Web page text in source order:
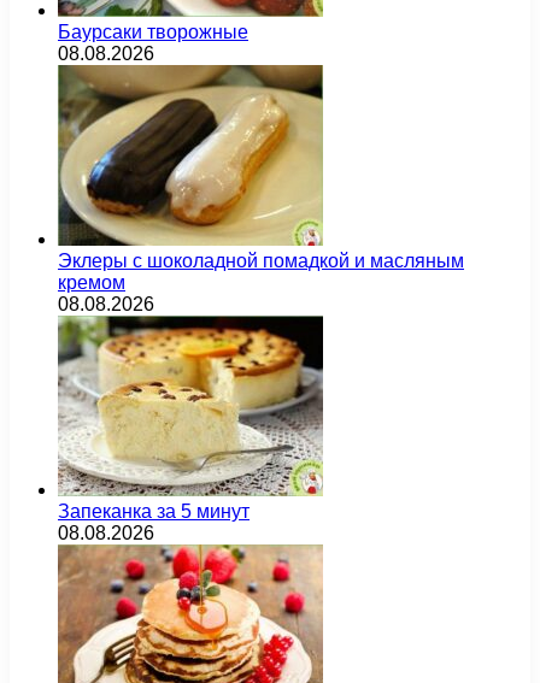
Баурсаки творожные
08.08.2026
Эклеры с шоколадной помадкой и масляным
кремом
08.08.2026
Запеканка за 5 минут
08.08.2026